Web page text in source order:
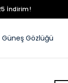
İndirim!
Güneş Gözlüğü